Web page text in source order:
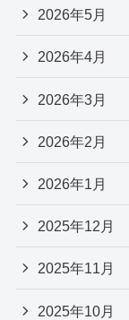
2026年5月
2026年4月
2026年3月
2026年2月
2026年1月
2025年12月
2025年11月
2025年10月